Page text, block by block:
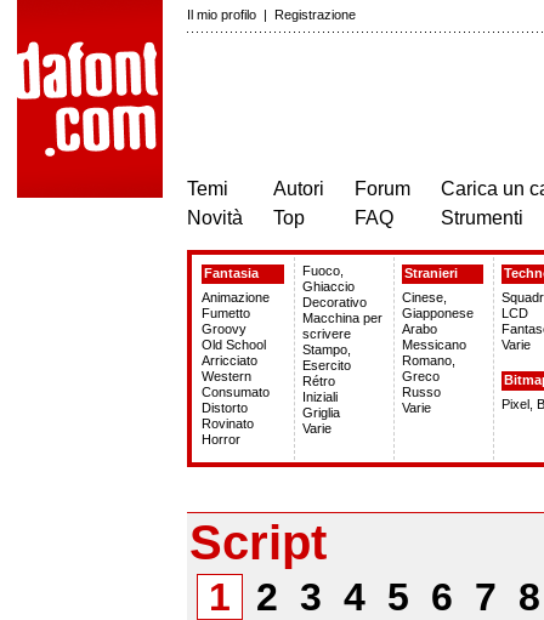
Il mio profilo | Registrazione
Temi
Novità
Autori
Top
Forum
FAQ
Carica un
Strumenti
Fantasia
Animazione
Fumetto
Groovy
Old School
Arricciato
Western
Consumato
Distorto
Rovinato
Horror
Fuoco,
Ghiaccio
Decorativo
Macchina per
scrivere
Stampo,
Esercito
Rétro
Iniziali
Griglia
Varie
Stranieri
Cinese,
Giapponese
Arabo
Messicano
Romano,
Greco
Russo
Varie
LCD
Varie
Pixel,
Script
1 2 3 4 5 6 7